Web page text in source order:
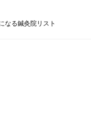
なる鍼灸院リスト